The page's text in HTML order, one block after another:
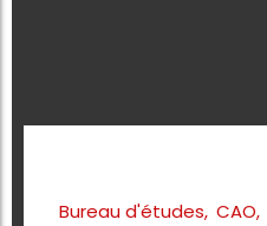
Bureau d'études, CAO,